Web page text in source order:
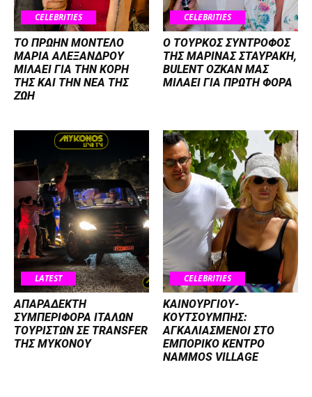
CELEBRITIES
ΤΟ ΠΡΩΗΝ ΜΟΝΤΕΛΟ
ΜΑΡΙΑ ΑΛΕΞΑΝΔΡΟΥ
ΜΙΛΑΕΙ ΓΙΑ ΤΗΝ ΚΟΡΗ
ΤΗΣ ΚΑΙ ΤΗΝ ΝΕΑ ΤΗΣ
ΖΩΗ
CELEBRITIES
Ο ΤΟΥΡΚΟΣ ΣΥΝΤΡΟΦΟΣ
ΤΗΣ ΜΑΡΙΝΑΣ ΣΤΑΥΡΑΚΗ,
BULENT OZKAN ΜΑΣ
ΜΙΛΑΕΙ ΓΙΑ ΠΡΩΤΗ ΦΟΡΑ
LATEST
ΑΠΑΡΑΔΕΚΤΗ
ΣΥΜΠΕΡΙΦΟΡΑ ΙΤΑΛΩΝ
ΤΟΥΡΙΣΤΩΝ ΣΕ TRANSFER
ΤΗΣ ΜΥΚΟΝΟΥ
CELEBRITIES
ΚΑΙΝΟΥΡΓΙΟΥ-
ΚΟΥΤΣΟΥΜΠΗΣ:
ΑΓΚΑΛΙΑΣΜΕΝΟΙ ΣΤΟ
ΕΜΠΟΡΙΚΟ ΚΕΝΤΡΟ
NAMMOS VILLAGE